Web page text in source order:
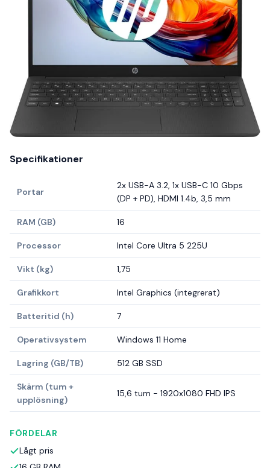
Specifikationer
Portar
2x USB-A 3.2, 1x USB-C 10 Gbps
(DP + PD), HDMI 1.4b, 3,5 mm
RAM (GB) 16
Processor Intel Core Ultra 5 225U
Vikt (kg) 1,75
Grafikkort Intel Graphics (integrerat)
Batteritid (h) 7
Operativsystem Windows 11 Home
Lagring (GB/TB) 512 GB SSD
Skärm (tum +
upplösning)
15,6 tum - 1920x1080 FHD IPS
FÖRDELAR
Lågt pris